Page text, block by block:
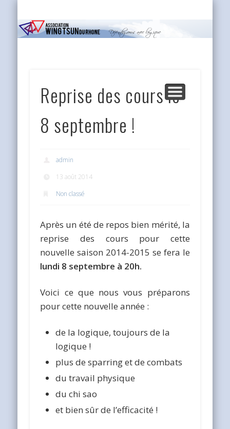
Reprise des cours le
8 septembre !
admin
13 août 2014
Non classé
Après un été de repos bien mérité, la
reprise des cours pour cette
nouvelle saison 2014-2015 se fera le
lundi 8 septembre à 20h.
Voici ce que nous vous préparons
pour cette nouvelle année :
de la logique, toujours de la
logique !
plus de sparring et de combats
du travail physique
du chi sao
et bien sûr de l’efficacité !